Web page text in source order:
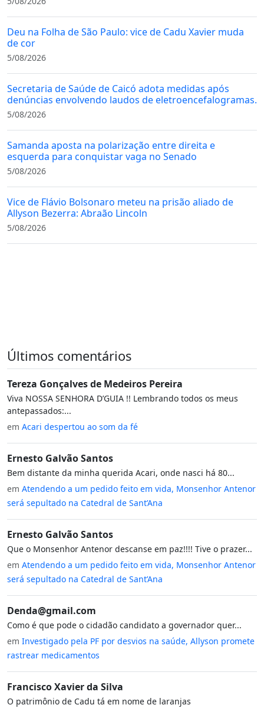
Deu na Folha de São Paulo: vice de Cadu Xavier muda
de cor
5/08/2026
Secretaria de Saúde de Caicó adota medidas após
denúncias envolvendo laudos de eletroencefalogramas.
5/08/2026
Samanda aposta na polarização entre direita e
esquerda para conquistar vaga no Senado
5/08/2026
Vice de Flávio Bolsonaro meteu na prisão aliado de
Allyson Bezerra: Abraão Lincoln
5/08/2026
Últimos comentários
Tereza Gonçalves de Medeiros Pereira
Viva NOSSA SENHORA D’GUIA !! Lembrando todos os meus
antepassados:...
em Acari despertou ao som da fé
Ernesto Galvão Santos
Bem distante da minha querida Acari, onde nasci há 80...
em Atendendo a um pedido feito em vida, Monsenhor Antenor
será sepultado na Catedral de Sant’Ana
Ernesto Galvão Santos
Que o Monsenhor Antenor descanse em paz!!!! Tive o prazer...
em Atendendo a um pedido feito em vida, Monsenhor Antenor
será sepultado na Catedral de Sant’Ana
Denda@gmail.com
Como é que pode o cidadão candidato a governador quer...
em Investigado pela PF por desvios na saúde, Allyson promete
rastrear medicamentos
Francisco Xavier da Silva
O patrimônio de Cadu tá em nome de laranjas